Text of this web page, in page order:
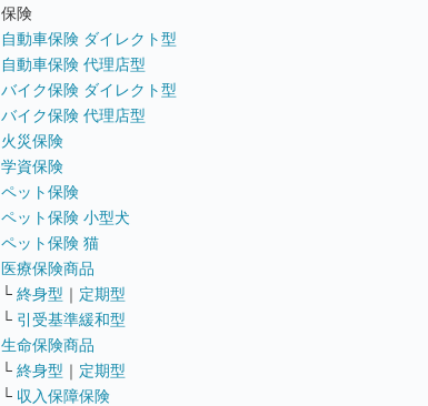
保険
自動車保険 ダイレクト型
自動車保険 代理店型
バイク保険 ダイレクト型
バイク保険 代理店型
火災保険
学資保険
ペット保険
ペット保険 小型犬
ペット保険 猫
医療保険商品
└ 終身型 ｜ 定期型
└ 引受基準緩和型
生命保険商品
└ 終身型 ｜ 定期型
└ 収入保障保険